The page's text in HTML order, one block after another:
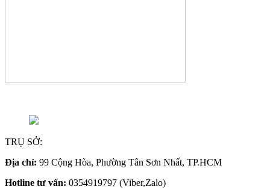
TRỤ SỞ:
Địa chỉ: 99 Cộng Hòa, Phường Tân Sơn Nhất, TP.HCM
Hotline tư vấn: 0354919797 (Viber,Zalo)